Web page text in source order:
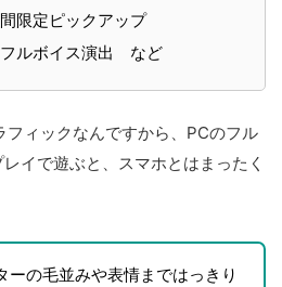
限定ピックアップ
ルボイス演出 など
フィックなんですから、PCのフル
イで遊ぶと、スマホとはまったく
ーの毛並みや表情まではっきり